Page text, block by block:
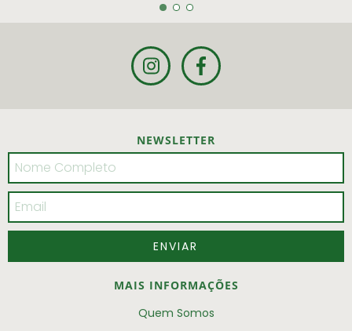
NEWSLETTER
MAIS INFORMAÇÕES
Quem Somos